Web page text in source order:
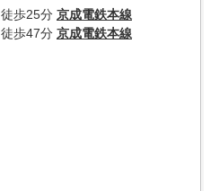
徒歩25分 京成電鉄本線
徒歩47分 京成電鉄本線